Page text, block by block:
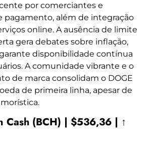
por comerciantes e
pagamento, além de integração
online. A ausência de limite
gera debates sobre inflação,
disponibilidade contínua
A comunidade vibrante e o
de marca consolidam o DOGE
de primeira linha, apesar de
Cash (BCH) | $536,36 | ↑